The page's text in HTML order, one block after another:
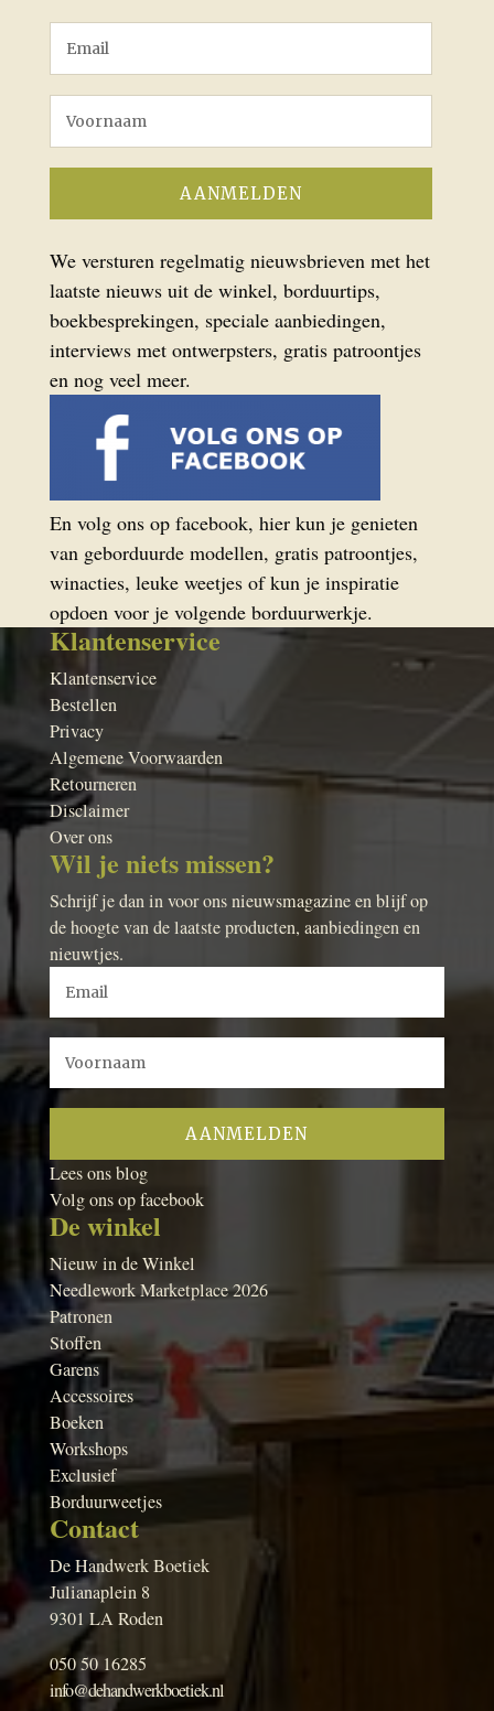
We versturen regelmatig nieuwsbrieven met het
laatste nieuws uit de winkel, borduurtips,
boekbesprekingen, speciale aanbiedingen,
interviews met ontwerpsters, gratis patroontjes
en nog veel meer.
En volg ons op facebook, hier kun je genieten
van geborduurde modellen, gratis patroontjes,
winacties, leuke weetjes of kun je inspiratie
opdoen voor je volgende borduurwerkje.
Klantenservice
Klantenservice
Bestellen
Privacy
Algemene Voorwaarden
Retourneren
Disclaimer
Over ons
Wil je niets missen?
Schrijf je dan in voor ons nieuwsmagazine en blijf op
de hoogte van de laatste producten, aanbiedingen en
nieuwtjes.
Lees ons blog
Volg ons op facebook
De winkel
Nieuw in de Winkel
Needlework Marketplace 2026
Patronen
Stoffen
Garens
Accessoires
Boeken
Workshops
Exclusief
Borduurweetjes
Contact
De Handwerk Boetiek
Julianaplein 8
9301 LA Roden
050 50 16285
info@dehandwerkboetiek.nl